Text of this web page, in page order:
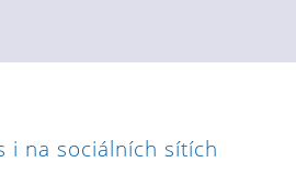
i na sociálních sítích